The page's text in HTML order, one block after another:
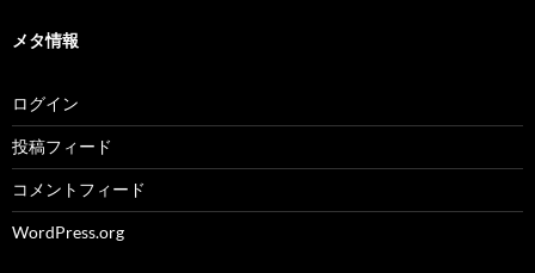
メタ情報
ログイン
投稿フィード
コメントフィード
WordPress.org